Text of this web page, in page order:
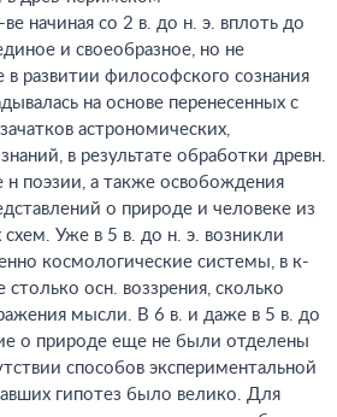
начиная со 2 в. до н. э. вплоть до
и своеобразное, но не
в развитии философского сознания
на основе перенесенных с
астрономических,
в результате обработки древн.
н поэзии, а также освобождения
о природе и человеке из
Уже в 5 в. до н. э. возникли
космологические системы, в к-
осн. воззрения, сколько
мысли. В 6 в. и даже в 5 в. до
о природе еще не были отделены
способов экспериментальной
гипотез было велико. Для